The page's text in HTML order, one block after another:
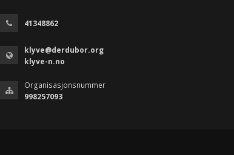
41348862
klyve@derdubor.org
klyve-n.no
Organisasjonsnummer
998257093